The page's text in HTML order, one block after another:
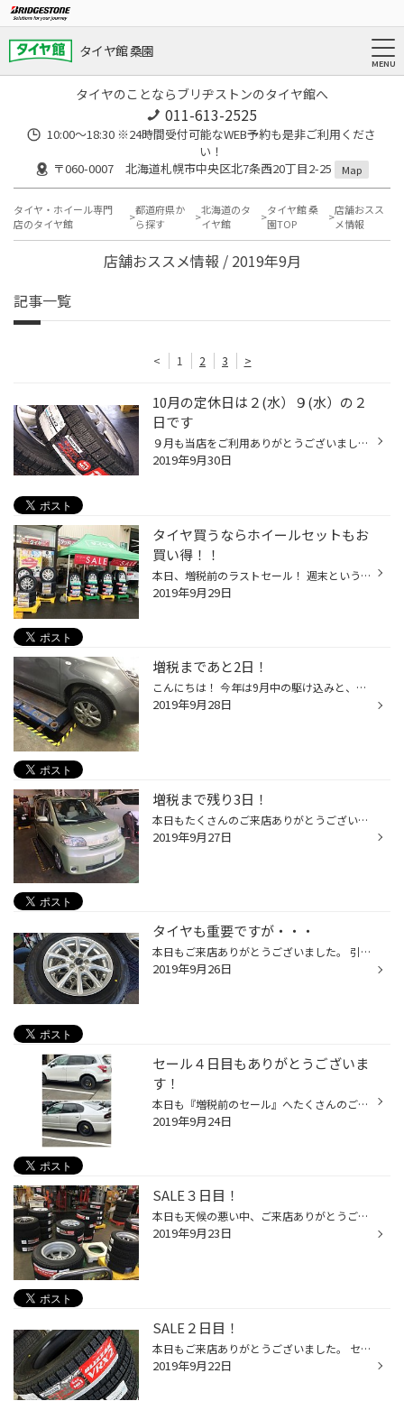
タイヤ館 桑園
タイヤのことならブリヂストンのタイヤ館へ
011-613-2525
10:00～18:30 ※24時間受付可能なWEB予約も是非ご利用くださ
い！
〒060-0007 北海道札幌市中央区北7条西20丁目2-25
Map
タイヤ・ホイール専門
店のタイヤ館
都道府県か
ら探す
北海道のタ
イヤ館
タイヤ館 桑
園TOP
店舗おスス
メ情報
店舗おススメ情報 / 2019年9月
記事一覧
< 1 2 3 >
10月の定休日は２(水）９(水）の２
日です
９月も当店をご利用ありがとうございました。 １０月も宜しくお願いします。 増税前の９月は例年よりたくさんのお客様がご来店され、 冬タイヤをご購入して頂きました。 その際に作業予約をしていったお客様も多いため いつもより作業予約が既に埋まってきている為、 いつもより早めの予約をオスス...
2019年9月30日
タイヤ買うならホイールセットもお
買い得！！
本日、増税前のラストセール！ 週末という事もあってたくさんのお客様にご来店頂けました。 誠にありがとうございます。 スタッドレスタイヤの装着やご予約。。。。 最近特に多いのがホイールとのセット品。 当店では組込み済み、ﾎｲｰﾙﾊﾞﾗﾝｽ調整済みのお買い得品から 腐食に強いホイール、またデザイ...
2019年9月29日
増税まであと2日！
こんにちは！ 今年は9月中の駆け込みと、タイヤ交換予約の電話でここ一週間はバタバタしております 作業中の撮影もさっぱり出来ず・・・ 最後のタイヤ交換とバッテリー交換の２台だけパチリ 新品のスタッドトスタイヤは一皮剥かないと１００％の性能が発揮されません 自分の車で試したら５００kmを...
2019年9月28日
増税まで残り3日！
本日もたくさんのご来店ありがとうございました！ 増税間近という事もあり、 本当にたくさんのお客様がいらっしゃいました！ そんな桑園店、本日の作業は・・・ まずは、ポルテ！ タイヤ交換は自ら行うとの事ですので VRX2を組み込ませていただきました！ お車に取り付けられた際にはエアーチェック...
2019年9月27日
タイヤも重要ですが・・・
本日もご来店ありがとうございました。 引き続きＳＡＬＥも開催中です！！！ タイヤをお探しのお客様は冬タイヤをつんできて、 まだ使用できるかの確認をしに来ていただいてる方も多く見られます。 タイヤがまだ使用できるかの確認は無料ですので お気軽にご相談下さい。 また夏タイヤと冬タイヤで...
2019年9月26日
セール４日目もありがとうございま
す！
本日も『増税前のセール』へたくさんのご来店、誠にありがとうございます。 本日は夏タイヤでの走行もあと1ヶ月位というところでのパンクが相次いでのご来店。 パンクした状態での走行の為、タイヤが損傷し新品に交換。 タイヤの損傷を避ける為には日常の空気圧点検、パンク時は走行 しないことだ大...
2019年9月24日
SALE３日目！
本日も天候の悪い中、ご来店ありがとうございました。 セール３日目もたくさんのご来店がありました！ ありがとうございます！ 昨日に引き続き増税前にご購入希望のお客様が多数来店されています 今年も人気はブリザック ＶＲＸ２ ですね！ さらにＳＵＶ、４ｘ４用冬タイヤ ＤＭ-Ｖ３ が今シーズン...
2019年9月23日
SALE２日目！
本日もご来店ありがとうございました。 セール２日目もたくさんのご来店がありました！ 大変ありがたく思います。 やはり増税前の影響もあり、例年よりも少し早めに冬タイヤを ご検討、ご購入のお客様が多い状態です。 今年も人気はブリザック ＶＲＸ２ ですね！ さらにＳＵＶ、４ｘ４用冬タイヤ Ｄ...
2019年9月22日